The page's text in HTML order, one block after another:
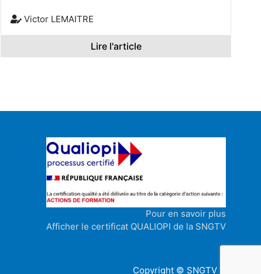
Victor LEMAITRE
Lire l'article
Pour en savoir plus
Afficher le certificat QUALIOPI de la SNGTV
Copyright © SNGTV